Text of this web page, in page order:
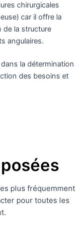
chirurgicales
car il offre la
de la structure
angulaires.
la détermination
des besoins et
plus fréquemment
pour toutes les